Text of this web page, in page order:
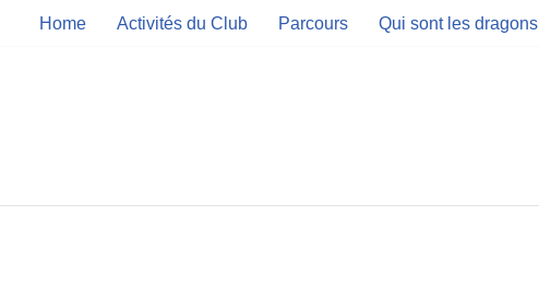
Home Activités du Club Parcours Qui sont les dragons